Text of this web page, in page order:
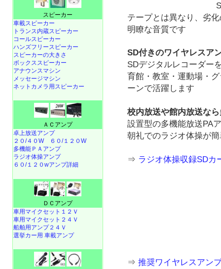
テープとは異なり、劣
明瞭な音質です
SD付きのワイヤレスア
SDデジタルレコーダー
育館・教室・運動場・
ーンで活躍します
校内放送や館内放送な
設置型の多機能放送PA
朝礼でのラジオ体操が
⇒ ラジオ体操収録SDカ
⇒推奨ワイヤレスアン
スピーカー
車載スピーカー
トランス内蔵スピーカー
コールスピーカー
ハンズフリースピーカー
スピーカーの大きさ
ボックススピーカー
アナウンスマシン
メッセージマシン
ネットカメラ用スピーカー
ＡＣアンプ
卓上放送アンプ
２０/４０W
６０/１２０W
多機能ＰＡアンプ
ラジオ体操アンプ
６０/１２０wアンプ詳細
ＤＣアンプ
車用マイクセット１２Ｖ
車用マイクセット２４Ｖ
船舶用アンプ２４Ｖ
選挙カー用 車載アンプ